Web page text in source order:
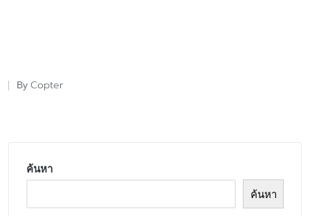
Posted
By Copter
ค้นหา
ค้นหา